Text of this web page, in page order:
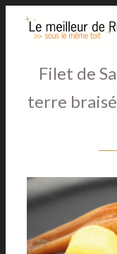
Filet de
terre